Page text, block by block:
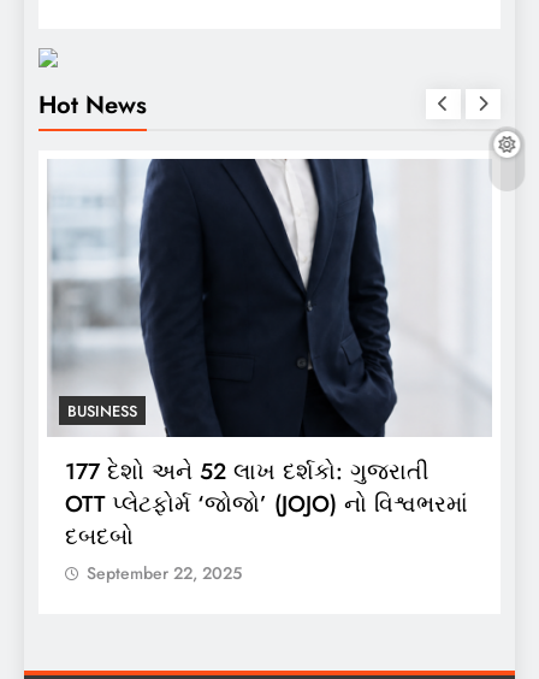
Hot News
ગુજરાતી
નો વિશ્વભરમાં
ભારતગેસ દ્વારા ગ્રાહકો માટે
લાઈટ ઝીપ’ 10 કિલો કંપોઝિટ